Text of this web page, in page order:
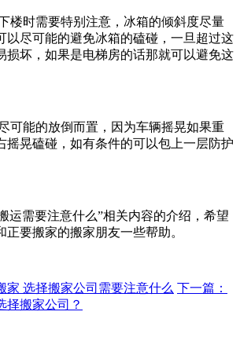
时需要特别注意，冰箱的倾斜度尽量
以尽可能的避免冰箱的磕碰，一旦超过这
损坏，如果是电梯房的话那就可以避免这
能的放倒而置，因为车辆摇晃如果重
摇晃磕碰，如有条件的可以包上一层防护
需要注意什么”相关内容的介绍，希望
要搬家的搬家朋友一些帮助。
家 选择搬家公司需要注意什么 下一篇：
择搬家公司？